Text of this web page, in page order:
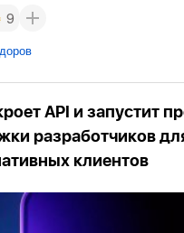
9
API и запустит
разработчиков
клиентов